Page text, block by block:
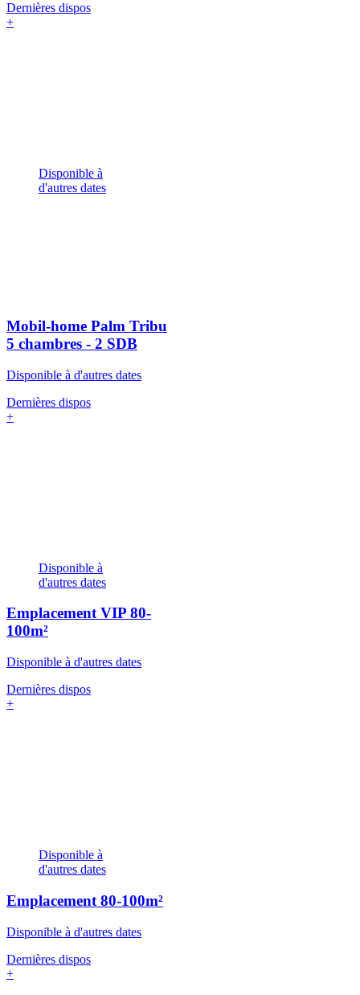
Dernières dispos
+
Disponible à
d'autres dates
Mobil-home Palm Tribu
5 chambres - 2 SDB
Disponible à d'autres dates
Dernières dispos
+
Disponible à
d'autres dates
Emplacement VIP 80-
100m²
Disponible à d'autres dates
Dernières dispos
+
Disponible à
d'autres dates
Emplacement 80-100m²
Disponible à d'autres dates
Dernières dispos
+